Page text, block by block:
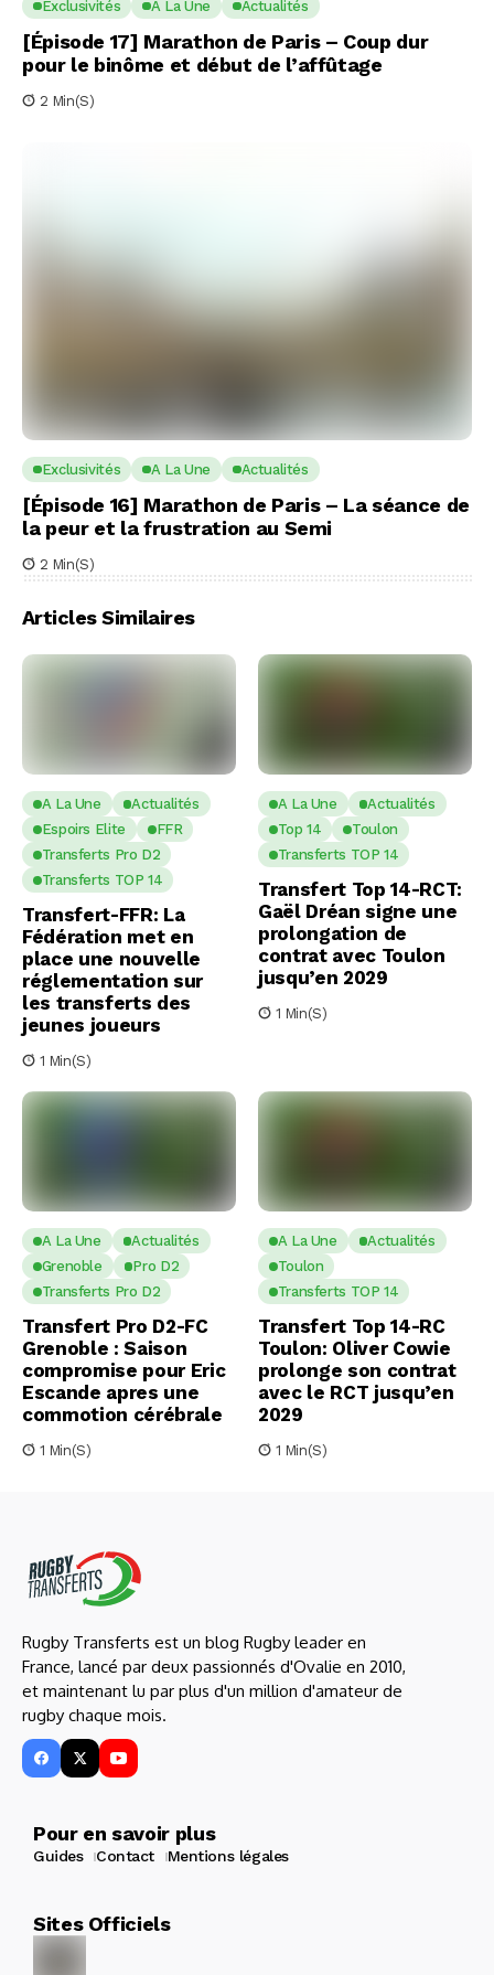
Exclusivités A La Une Actualités
[Épisode 17] Marathon de Paris – Coup dur
pour le binôme et début de l’affûtage
2 Min(s)
Exclusivités A La Une Actualités
[Épisode 16] Marathon de Paris – La séance de
la peur et la frustration au Semi
2 Min(s)
Articles Similaires
A La Une
Actualités
Espoirs Elite
FFR
Transferts Pro D2
Transferts TOP 14
Transfert-FFR: La
Fédération met en
place une nouvelle
réglementation sur
les transferts des
jeunes joueurs
1 Min(s)
A La Une
Actualités
Top 14
Toulon
Transferts TOP 14
Transfert Top 14-RCT:
Gaël Dréan signe une
prolongation de
contrat avec Toulon
jusqu’en 2029
1 Min(s)
A La Une
Actualités
Grenoble
Pro D2
Transferts Pro D2
Transfert Pro D2-FC
Grenoble : Saison
compromise pour Eric
Escande apres une
commotion cérébrale
1 Min(s)
A La Une
Actualités
Toulon
Transferts TOP 14
Transfert Top 14-RC
Toulon: Oliver Cowie
prolonge son contrat
avec le RCT jusqu’en
2029
1 Min(s)
Rugby Transferts est un blog Rugby leader en
France, lancé par deux passionnés d'Ovalie en 2010,
et maintenant lu par plus d'un million d'amateur de
rugby chaque mois.
Pour en savoir plus
Guides Contact Mentions légales
Sites Officiels